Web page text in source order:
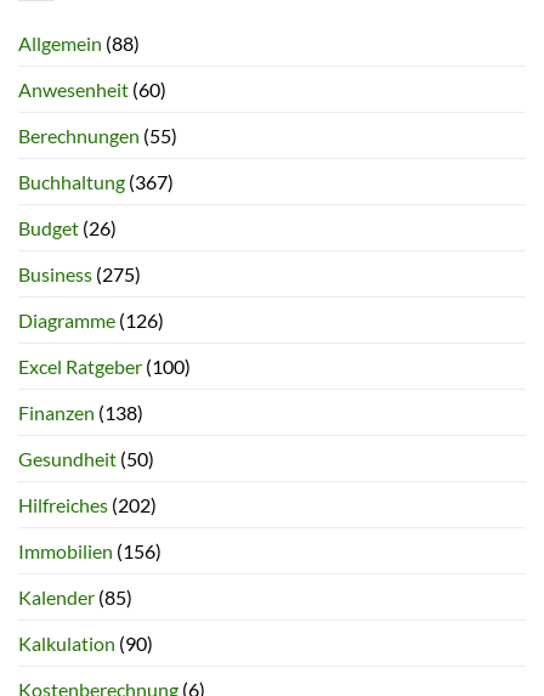
Allgemein (88)
Anwesenheit (60)
Berechnungen (55)
Buchhaltung (367)
Budget (26)
Business (275)
Diagramme (126)
Excel Ratgeber (100)
Finanzen (138)
Gesundheit (50)
Hilfreiches (202)
Immobilien (156)
Kalender (85)
Kalkulation (90)
Kostenberechnung (6)